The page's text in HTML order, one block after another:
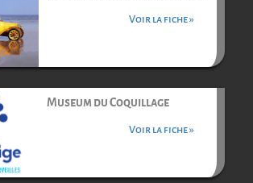
Voir la fiche »
Museum du Coquillage
Voir la fiche »